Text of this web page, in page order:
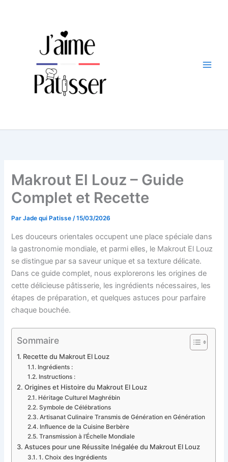
Makrout El Louz – Guide
Complet et Recette
ParJade qui Patisse/15/03/2026
Les douceurs orientales occupent une place spéciale dans
la gastronomie mondiale, et parmi elles, le Makrout El Louz
se distingue par sa saveur unique et sa texture délicate.
Dans ce guide complet, nous explorerons les origines de
cette délicieuse pâtisserie, les ingrédients nécessaires, les
étapes de préparation, et quelques astuces pour parfaire
chaque bouchée.
Sommaire
Recette du Makrout El Louz
Ingrédients :
Instructions :
Origines et Histoire du Makrout El Louz
Héritage Culturel Maghrébin
Symbole de Célébrations
Artisanat Culinaire Transmis de Génération en Génération
Influence de la Cuisine Berbère
Transmission à l’Échelle Mondiale
Astuces pour une Réussite Inégalée du Makrout El Louz
1. Choix des Ingrédients